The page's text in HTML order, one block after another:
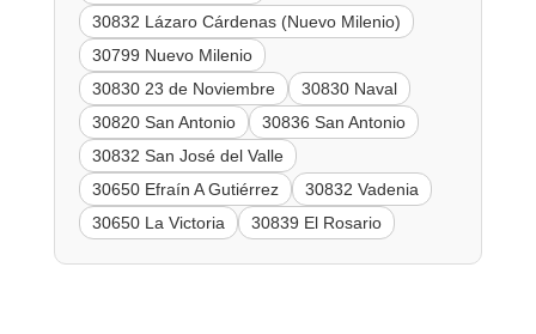
30832 Lázaro Cárdenas (Nuevo Milenio)
30799 Nuevo Milenio
30830 23 de Noviembre
30830 Naval
30820 San Antonio
30836 San Antonio
30832 San José del Valle
30650 Efraín A Gutiérrez
30832 Vadenia
30650 La Victoria
30839 El Rosario